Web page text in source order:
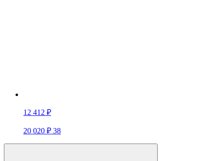
12 412 ₽
20 020 ₽ 38